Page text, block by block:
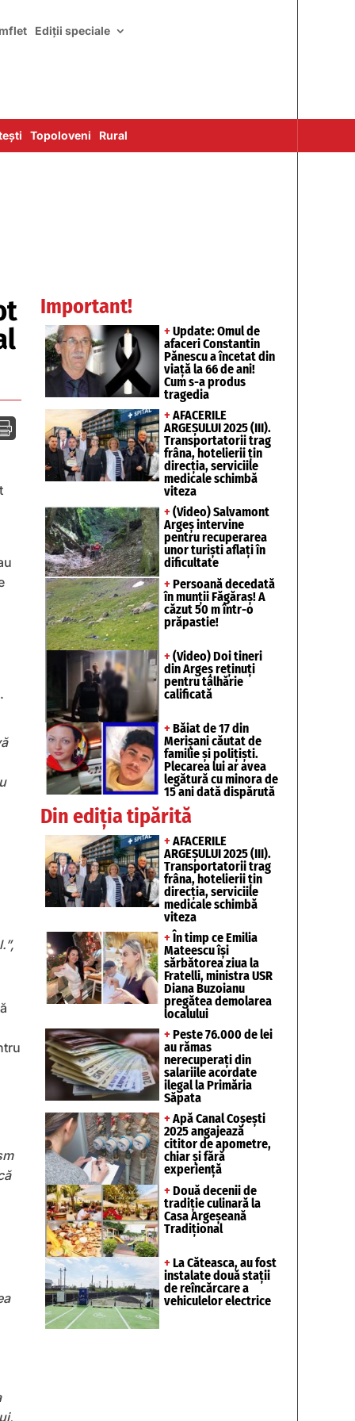
Ediții speciale
Topoloveni Rural
Important!
+ Update: Omul de
afaceri Constantin
Pănescu a încetat din
viață la 66 de ani!
Cum s-a produs
tragedia
+ AFACERILE
ARGEȘULUI 2025 (III).
Transportatorii trag
frâna, hotelierii țin
direcția, serviciile
medicale schimbă
viteza
+ (Video) Salvamont
Argeș intervine
pentru recuperarea
unor turişti aflaţi în
dificultate
+ Persoană decedată
în munții Făgăraș! A
căzut 50 m într-o
prăpastie!
+ (Video) Doi tineri
din Argeș reținuți
pentru tâlhărie
calificată
+ Băiat de 17 din
Merișani căutat de
familie și polițiști.
Plecarea lui ar avea
legătură cu minora de
15 ani dată dispărută
Din ediția tipărită
+ AFACERILE
ARGEȘULUI 2025 (III).
Transportatorii trag
frâna, hotelierii țin
direcția, serviciile
medicale schimbă
viteza
+ În timp ce Emilia
Mateescu își
sărbătorea ziua la
Fratelli, ministra USR
Diana Buzoianu
pregătea demolarea
localului
+ Peste 76.000 de lei
au rămas
nerecuperați din
salariile acordate
ilegal la Primăria
Săpata
+ Apă Canal Coșești
2025 angajează
cititor de apometre,
chiar și fără
experiență
+ Două decenii de
tradiție culinară la
Casa Argeșeană
Tradițional
+ La Căteasca, au fost
instalate două stații
de reîncărcare a
vehiculelor electrice